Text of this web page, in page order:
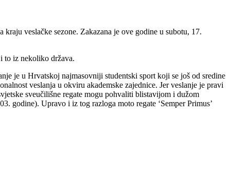
kraju veslačke sezone. Zakazana je ove godine u subotu, 17.
to iz nekoliko država.
je u Hrvatskoj najmasovniji studentski sport koji se još od sredine
veslanja u okviru akademske zajednice. Jer veslanje je pravi
sveučilišne regate mogu pohvaliti blistavijom i dužom
godine). Upravo i iz tog razloga moto regate ‘Semper Primus’